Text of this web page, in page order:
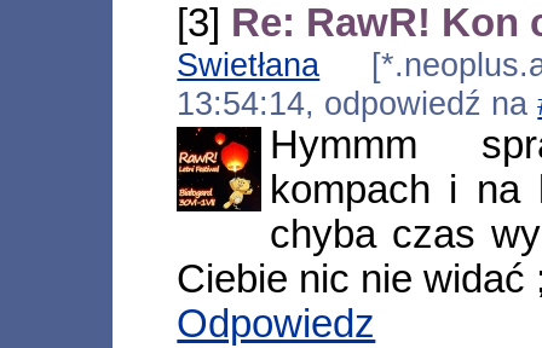
[3] Re: RawR! Kon
Swietłana
13:54:14, odpowiedź na
Hymmm
kompach i na
chyba czas
Ciebie nic nie widać
Odpowiedz